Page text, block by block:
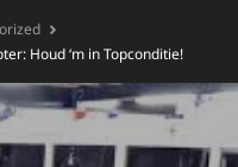
Houd ‘m in Topconditie!